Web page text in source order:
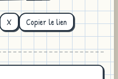
X Copier le lien